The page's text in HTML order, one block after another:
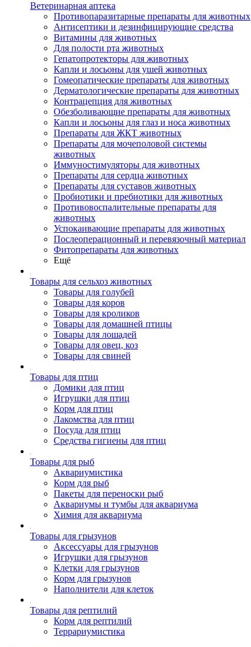
Ветеринарная аптека
Противопаразитарные препараты для животных
Антисептики и дезинфицирующие средства
Витамины для животных
Для полости рта животных
Гепатопротекторы для животных
Капли и лосьоны для ушей животных
Гомеопатические препараты для животных
Дерматологические препараты для животных
Контрацепция для животных
Обезболивающие препараты для животных
Капли и лосьоны для глаз и носа животных
Препараты для ЖКТ животных
Препараты для мочеполовой системы
животных
Иммуностимуляторы для животных
Препараты для сердца животных
Препараты для суставов животных
Пробиотики и пребиотики для животных
Противовоспалительные препараты для
животных
Успокаивающие препараты для животных
Послеоперационный и перевязочный материал
Фитопрепараты для животных
Ещё
Товары для сельхоз животных
Товары для голубей
Товары для коров
Товары для кроликов
Товары для домашней птицы
Товары для лошадей
Товары для овец, коз
Товары для свиней
Товары для птиц
Домики для птиц
Игрушки для птиц
Корм для птиц
Лакомства для птиц
Посуда для птиц
Средства гигиены для птиц
Товары для рыб
Аквариумистика
Корм для рыб
Пакеты для переноски рыб
Аквариумы и тумбы для аквариума
Химия для аквариума
Товары для грызунов
Аксессуары для грызунов
Игрушки для грызунов
Клетки для грызунов
Корм для грызунов
Наполнители для клеток
Товары для рептилий
Корм для рептилий
Террариумистика